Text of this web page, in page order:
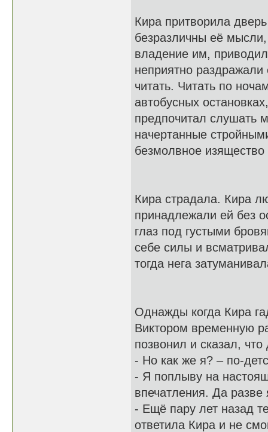
Кира притворила
безразличны её
владение им,
неприятно раздражали
читать. Читать по
автобусных
предпочитал слушать
начертанные
безмолвное
Кира страдала. Кира
принадлежали ей без
глаз под густыми
себе силы и
тогда нега
Однажды когда Кира
Виктором временную
позвонил и сказал,
- Но как же я? – по-
- Я поплыву на
впечатления. Да разве
- Ещё пару лет назад
ответила Кира и не